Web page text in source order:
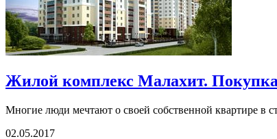
Жилой комплекс Малахит.
Многие люди мечтают о своей собственной квартире в
02.05.2017